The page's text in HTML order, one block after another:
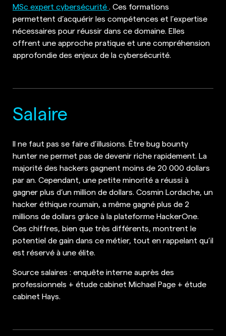
MSc expert cybersécurité . Ces formations
permettent d’acquérir les compétences et l’expertise
nécessaires pour réussir dans ce domaine. Elles
offrent une approche pratique et une compréhension
approfondie des enjeux de la cybersécurité.
Salaire
Il ne faut pas se faire d’illusions. Être bug bounty
hunter ne permet pas de devenir riche rapidement. La
majorité des hackers gagnent moins de 20 000 dollars
par an. Cependant, une petite minorité a réussi à
gagner plus d’un million de dollars. Cosmin Lordache, un
hacker éthique roumain, a même gagné plus de 2
millions de dollars grâce à la plateforme HackerOne.
Ces chiffres, bien que très différents, montrent le
potentiel de gain dans ce métier, tout en rappelant qu’il
est réservé à une élite.
Source salaires : enquête interne auprès des
professionnels + étude cabinet Michael Page + étude
cabinet Hays.